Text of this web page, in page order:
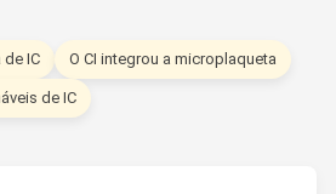
IC O CI integrou a microplaqueta
de IC